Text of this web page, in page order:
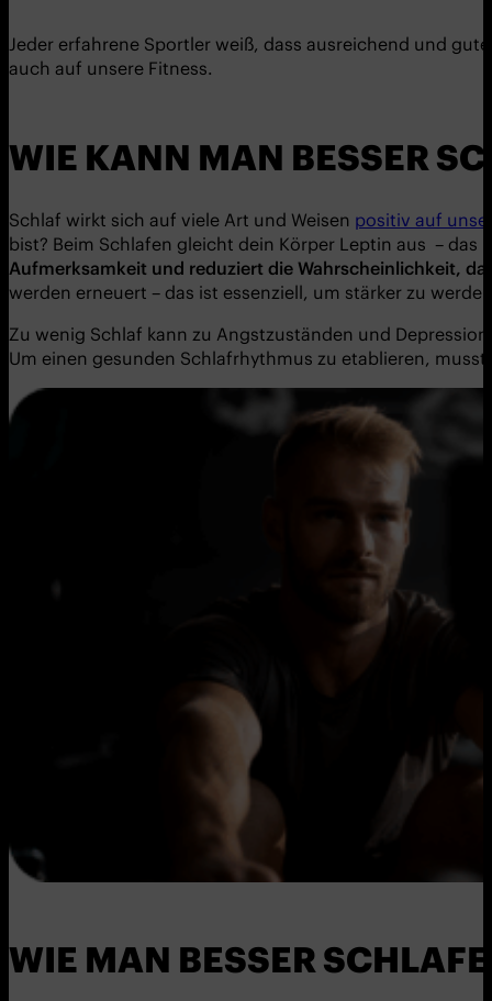
Jeder erfahrene Sportler weiß, dass ausreichend und
auch auf unsere Fitness.
WIE KANN MAN BESSER
Schlaf wirkt sich auf viele Art und Weisen positiv auf
bist? Beim Schlafen gleicht dein Körper Leptin aus –
Aufmerksamkeit und reduziert die Wahrscheinlichkeit,
werden erneuert – das ist essenziell, um stärker zu
Zu wenig Schlaf kann zu Angstzuständen und
Um einen gesunden Schlafrhythmus zu etablieren,
WIE MAN BESSER